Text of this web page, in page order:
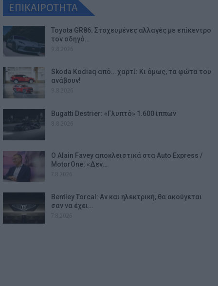
ΕΠΙΚΑΙΡΟΤΗΤΑ
Toyota GR86: Στοχευμένες αλλαγές με επίκεντρο
τον οδηγό…
Skoda Kodiaq από… χαρτί: Κι όμως, τα φώτα του
ανάβουν!
Bugatti Destrier: «Γλυπτό» 1.600 ίππων
Ο Alain Favey αποκλειστικά στα Auto Express /
MotorOne: «Δεν…
Bentley Torcal: Αν και ηλεκτρική, θα ακούγεται
σαν να έχει…